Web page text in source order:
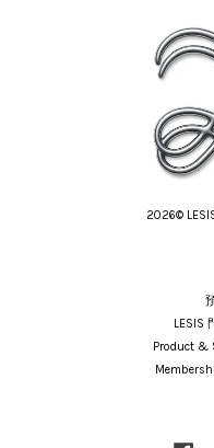
2026©
LESIS
Product &